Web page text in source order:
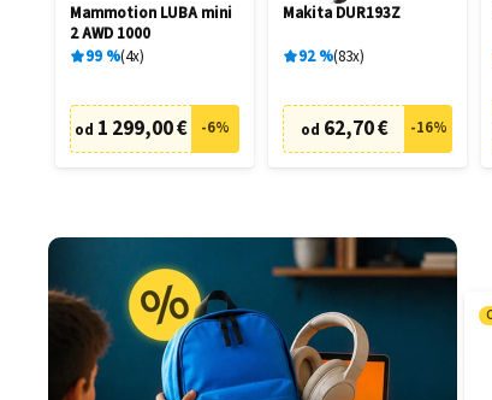
Mammotion LUBA mini
2 AWD 1000
99 % 4x
od 1 299,00 € -6%
Makita DUR193Z
92% 83x
od 62,70 € -16%